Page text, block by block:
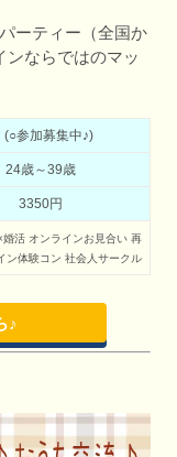
ーティー（全国か
ンならではのマッ
(○参加募集中♪)
24歳～39歳
3350円
婚活 オンラインお見合い 再
ン体験コン 社会人サークル
♪